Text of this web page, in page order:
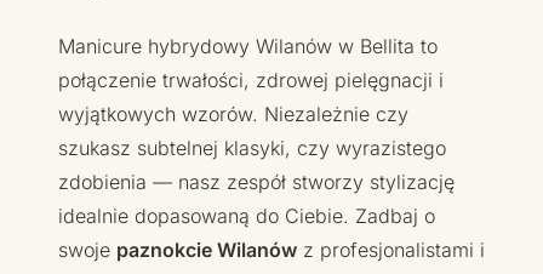
Manicure hybrydowy Wilanów w Bellita to
połączenie trwałości, zdrowej pielęgnacji i
wyjątkowych wzorów. Niezależnie czy
szukasz subtelnej klasyki, czy wyrazistego
zdobienia — nasz zespół stworzy stylizację
idealnie dopasowaną do Ciebie. Zadbaj o
swoje paznokcie Wilanów z profesjonalistami i